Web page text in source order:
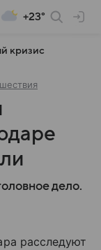
+23°
кризис
дело.
расследуют